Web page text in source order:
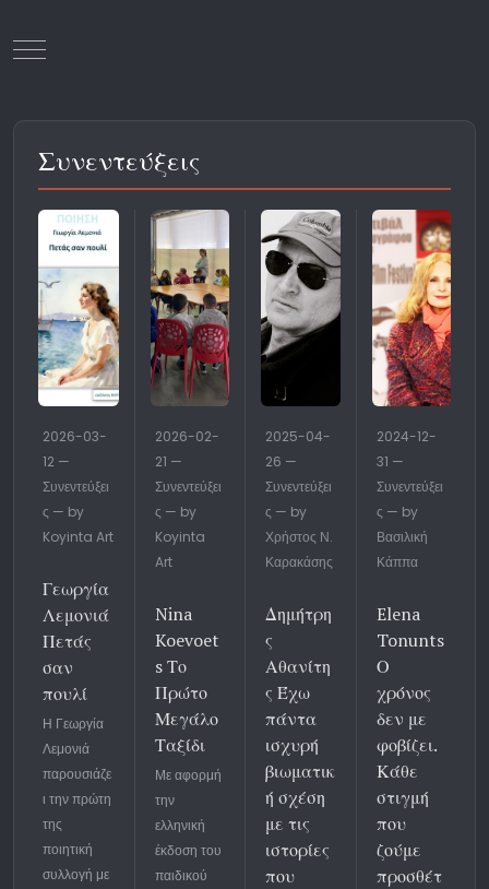
Mobile Menu Toggle
Συνεντεύξεις
2026-03-
12 —
Συνεντεύξει
ς — by
Koyinta Art
Γεωργία
Λεμονιά
Πετάς
σαν
πουλί
Η Γεωργία
Λεμονιά
παρουσιάζε
ι την πρώτη
της
ποιητική
συλλογή με
2026-02-
21 —
Συνεντεύξει
ς — by
Koyinta
Art
Nina
Koevoet
s Το
Πρώτο
Μεγάλο
Ταξίδι
Με αφορμή
την
ελληνική
έκδοση του
παιδικού
2025-04-
26 —
Συνεντεύξει
ς — by
Χρήστος Ν.
Καρακάσης
Δημήτρη
ς
Αθανίτη
ς Έχω
πάντα
ισχυρή
βιωματικ
ή σχέση
με τις
ιστορίες
που
2024-12-
31 —
Συνεντεύξει
ς — by
Βασιλική
Κάππα
Elena
Tonunts
Ο
χρόνος
δεν με
φοβίζει.
Κάθε
στιγμή
που
ζούμε
προσθέτ